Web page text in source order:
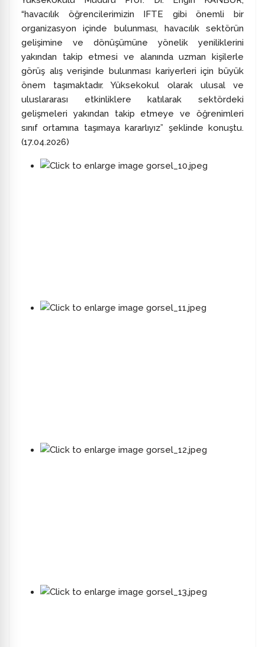
“havacılık öğrencilerimizin IFTE gibi önemli bir
organizasyon içinde bulunması, havacılık sektörün
gelişimine ve dönüşümüne yönelik yeniliklerini
yakından takip etmesi ve alanında uzman kişilerle
görüş alış verişinde bulunması kariyerleri için büyük
önem taşımaktadır. Yüksekokul olarak ulusal ve
uluslararası etkinliklere katılarak sektördeki
gelişmeleri yakından takip etmeye ve öğrenimleri
sınıf ortamına taşımaya kararlıyız” şeklinde konuştu.
(17.04.2026)